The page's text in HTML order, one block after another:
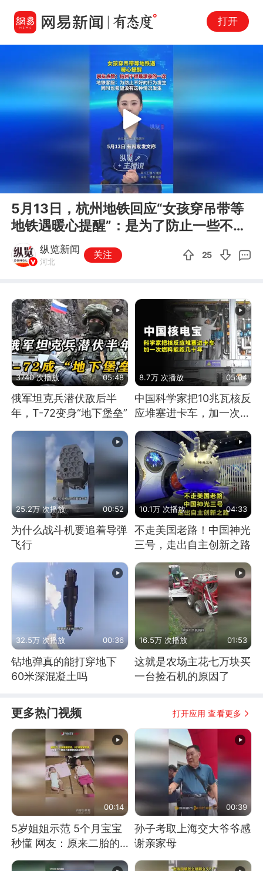
打开
00:00
Play
5月13日，杭州地铁回应“女孩穿吊带等
地铁遇暖心提醒”：是为了防止一些不好
的行为发生，同时也希望没有...
纵览新闻
河北
关注 25
3740 次播放 05:48
俄军坦克兵潜伏敌后半
年，T-72变身“地下堡垒”
8.7万 次播放 05:04
中国科学家把10兆瓦核反
应堆塞进卡车，加一次燃
料能跑几十年
25.2万 次播放 00:52
为什么战斗机要追着导弹
飞行
10.1万 次播放 04:33
不走美国老路！中国神光
三号，走出自主创新之路
32.5万 次播放 00:36
钻地弹真的能打穿地下
60米深混凝土吗
16.5万 次播放 01:53
这就是农场主花七万块买
一台捡石机的原因了
更多热门视频 打开应用 查看更多
00:14
5岁姐姐示范 5个月宝宝
秒懂 网友：原来二胎的
快乐长这样
00:39
孙子考取上海交大爷爷感
谢亲家母